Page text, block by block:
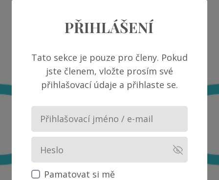
PŘIHLÁŠENÍ
Tato sekce je pouze pro členy. Pokud
jste členem, vložte prosím své
přihlašovací údaje a přihlaste se.
Pamatovat si mě